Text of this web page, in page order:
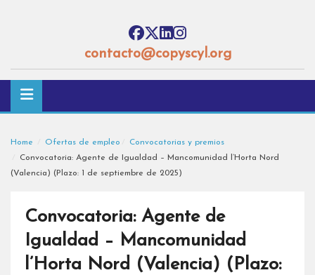
contacto@copyscyl.org
Home Ofertas de empleo
Convocatorias y premios
Convocatoria: Agente de Igualdad – Mancomunidad l’Horta Nord
(Valencia) (Plazo: 1 de septiembre de 2025)
Convocatoria: Agente de
Igualdad – Mancomunidad
l’Horta Nord (Valencia) (Plazo: